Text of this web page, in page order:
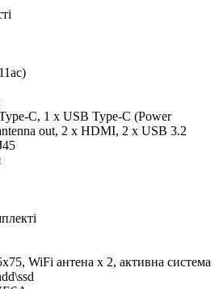
C, 1 x USB Type-C (Power
out, 2 x HDMI, 2 x USB 3.2
WiFi антена х 2, активна система